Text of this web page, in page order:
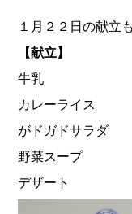
１月２２日の献立
【献立】
牛乳
カレーライス
がドガドサラダ
野菜スープ
デザート